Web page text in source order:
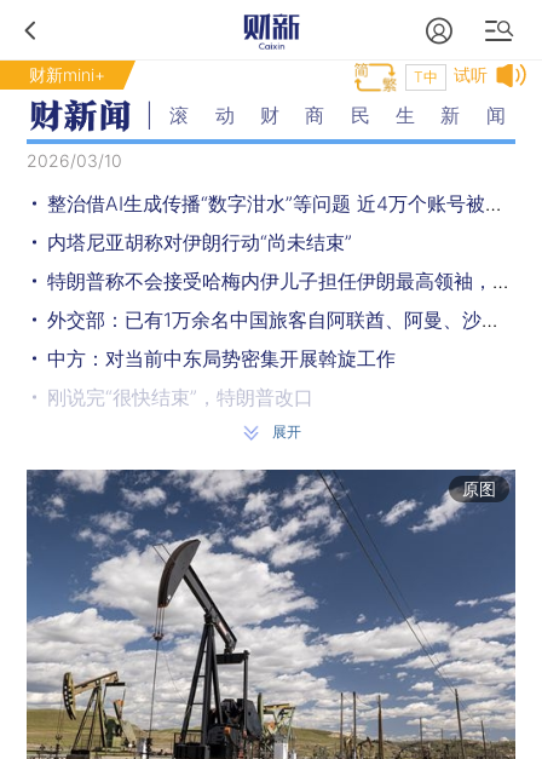
财新mini+ 试听
T中
滚动财商民生新闻
2026/03/10
整治借AI生成传播“数字泔水”等问题 近4万个账号被处置
内塔尼亚胡称对伊朗行动“尚未结束”
特朗普称不会接受哈梅内伊儿子担任伊朗最高领袖，中方回应
外交部：已有1万余名中国旅客自阿联酋、阿曼、沙特等国安全有序返回
中方：对当前中东局势密集开展斡旋工作
刚说完“很快结束”，特朗普改口
驻韩美军部分“萨德”反导系统转往中东
伊朗：新任最高领袖不会与美谈判
腾讯版“小龙虾”致歉
战事延续 多家航司延长部分中东航班停飞期
2026年前2个月，中国外贸增速重回两位数至18.3%
交通运输部约谈马士基集团、地中海航运公司
2026年首批储蓄国债（凭证式）今起发行
董明珠：促消费，首先要加工资、稳就业
展开
原图